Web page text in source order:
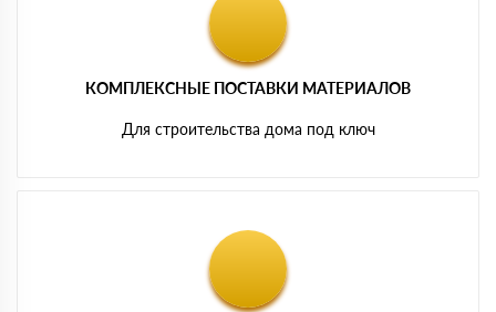
КОМПЛЕКСНЫЕ ПОСТАВКИ МАТЕРИАЛОВ
Для строительства дома под ключ